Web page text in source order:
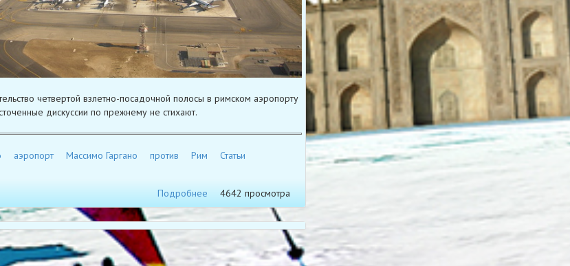
четвертой взлетно-посадочной полосы в римском аэропорту
дискуссии по прежнему не стихают.
аэропорт Массимо Гаргано против Рим
Статьи
Подробнее
4642 просмотра